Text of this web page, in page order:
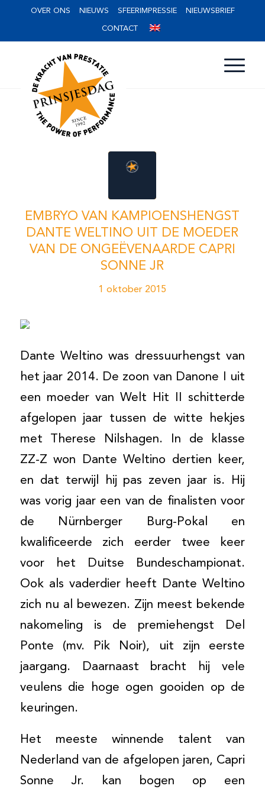
OVER ONS NIEUWS SFEERIMPRESSIE NIEUWSBRIEF
CONTACT
EMBRYO VAN KAMPIOENSHENGST
DANTE WELTINO UIT DE MOEDER
VAN DE ONGEËVENAARDE CAPRI
SONNE JR
1 oktober 2015
Dante Weltino was dressuurhengst van
het jaar 2014. De zoon van Danone I uit
een moeder van Welt Hit II schitterde
afgelopen jaar tussen de witte hekjes
met Therese Nilshagen. In de klasse
ZZ-Z won Dante Weltino dertien keer,
en dat terwijl hij pas zeven jaar is. Hij
was vorig jaar een van de finalisten voor
de Nürnberger Burg-Pokal en
kwalificeerde zich eerder twee keer
voor het Duitse Bundeschampionat.
Ook als vaderdier heeft Dante Weltino
zich nu al bewezen. Zijn meest bekende
nakomeling is de premiehengst Del
Ponte (mv. Pik Noir), uit zijn eerste
jaargang. Daarnaast bracht hij vele
veulens die hoge ogen gooiden op de
keuringen.
Het meeste winnende talent van
Nederland van de afgelopen jaren, Capri
Sonne Jr. kan bogen op een